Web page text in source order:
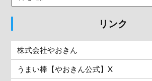
リンク
株式会社やおきん
うまい棒【やおきん公式】X